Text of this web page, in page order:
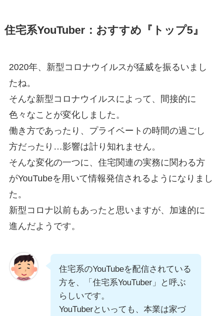
住宅系YouTuber：おすすめ『トップ5』
2020年、新型コロナウイルスが猛威を振るいまし
たね。
そんな新型コロナウイルスによって、間接的に
色々なことが変化しました。
働き方であったり、プライベートの時間の過ごし
方だったり…影響は計り知れません。
そんな変化の一つに、住宅関連の実務に関わる方
がYouTubeを用いて情報発信されるようになりまし
た。
新型コロナ以前もあったと思いますが、加速的に
進んだようです。
住宅系のYouTubeを配信されている
方を、「住宅系YouTuber」と呼ぶ
らしいです。
YouTuberといっても、本業は家づ